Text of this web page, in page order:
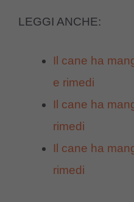
LEGGI ANCHE:
Il cane ha
e rimedi
Il cane ha
rimedi
Il cane ha
rimedi